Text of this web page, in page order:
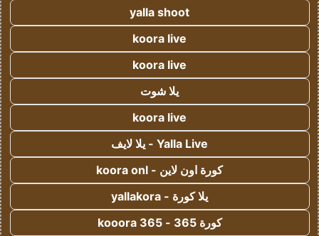
yalla shoot
koora live
koora live
يلا شوت
koora live
Yalla Live - يلا لايف
كورة اون لاين - koora onl
يلا كورة - yallakora
كورة 365 - kooora 365